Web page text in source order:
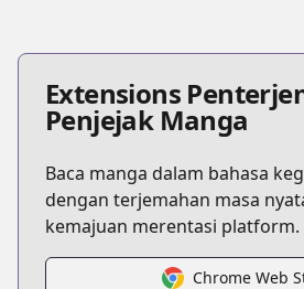
Extensions
Penjejak Manga
Baca manga dalam bahasa
dengan terjemahan masa
kemajuan merentasi platform.
Chrome Web